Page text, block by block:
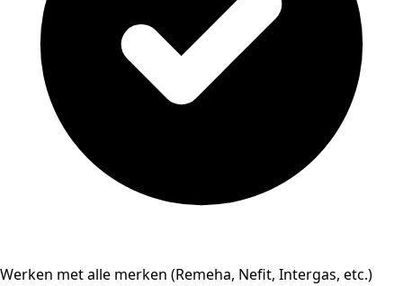
Werken met alle merken (Remeha, Nefit, Intergas, etc.)